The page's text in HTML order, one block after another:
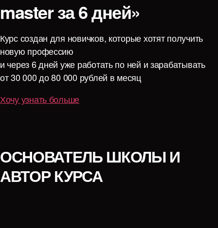
master за 6 дней»
Курс создан для новичков, которые хотят получить
новую профессию
и через 6 дней уже работать по ней и зарабатывать
от 30 000 до 80 000 рублей в месяц
Хочу узнать больше
ОСНОВАТЕЛЬ ШКОЛЫ И
АВТОР КУРСА